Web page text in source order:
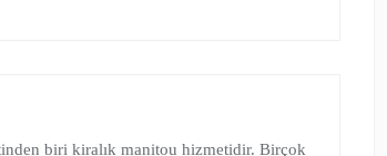
biri kiralık manitou hizmetidir. Birçok